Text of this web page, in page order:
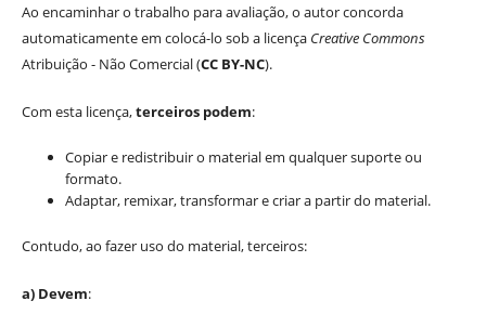
Ao encaminhar o trabalho para avaliação, o autor concorda
automaticamente em colocá-lo sob a licença Creative Commons
Atribuição - Não Comercial (CC BY-NC).
Com esta licença,terceiros podem:
Copiar e redistribuir o material em qualquer suporte ou
formato.
Adaptar, remixar, transformar e criar a partir do material.
Contudo, ao fazer uso do material, terceiros:
a) Devem: